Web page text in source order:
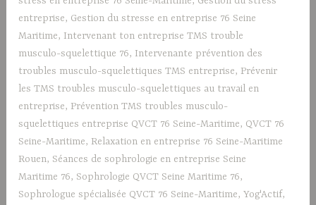
entreprise, Gestion du stresse en entreprise 76 Seine
Maritime, Intervenant ton entreprise TMS trouble
musculo-squelettique 76, Intervenante prévention des
troubles musculo-squelettiques TMS entreprise, Prévenir
les TMS troubles musculo-squelettiques au travail en
entreprise, Prévention TMS troubles musculo-
squelettiques entreprise QVCT 76 Seine-Maritime, QVCT 76
Seine-Maritime, Relaxation en entreprise 76 Seine-Maritime
Rouen, Séances de sophrologie en entreprise Seine
Maritime 76, Sophrologie QVCT Seine Maritime 76,
Sophrologue spécialisée QVCT 76 Seine-Maritime,Yog'Actif,